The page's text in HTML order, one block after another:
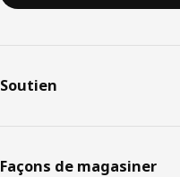
Soutien
Façons de magasiner